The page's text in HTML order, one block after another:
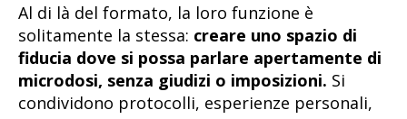
Al di là del formato, la loro funzione è
solitamente la stessa: creare uno spazio di
fiducia dove si possa parlare apertamente di
microdosi, senza giudizi o imposizioni. Si
condividono protocolli, esperienze personali,